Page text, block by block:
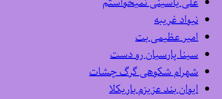
نیواد غریبه
امیر عظیمی بت
سینا پارسیان رو دست
شهرام شکوهی گرگ چشات
ایوان بند عزیزم باریکلا